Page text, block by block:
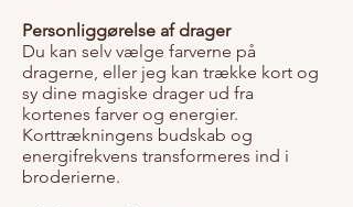
Personliggørelse af drager
Du kan selv vælge farverne på
dragerne, eller jeg kan trække kort og
sy dine magiske drager ud fra
kortenes farver og energier.
Korttrækningens budskab og
energifrekvens transformeres ind i
broderierne.